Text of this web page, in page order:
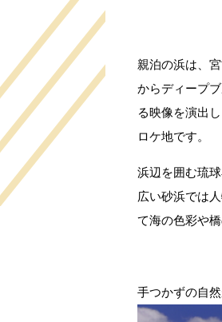
親泊の浜は、
からディープ
る映像を演出
ロケ地です。
浜辺を囲む琉
広い砂浜では
て海の色彩や
手つかずの自